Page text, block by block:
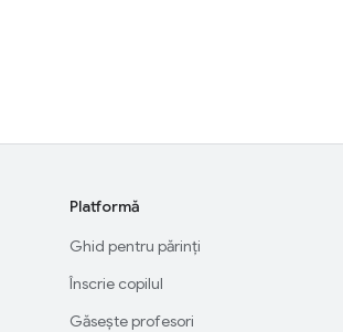
Platformă
Ghid pentru părinți
Înscrie copilul
Găsește profesori